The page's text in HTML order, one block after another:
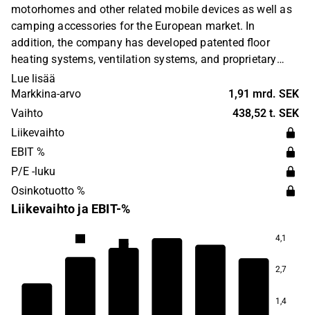
motorhomes and other related mobile devices as well as
camping accessories for the European market. In
addition, the company has developed patented floor
heating systems, ventilation systems, and proprietary
plastic rules. The company was established in 1957 and
the company has its headquarter in Tenhult.
Lue lisää
Markkina-arvo
1,91 mrd. SEK
Vaihto
438,52 t. SEK
Liikevaihto
EBIT %
P/E -luku
Osinkotuotto %
Liikevaihto ja EBIT-%
4,1
2,7
1,4
7,6